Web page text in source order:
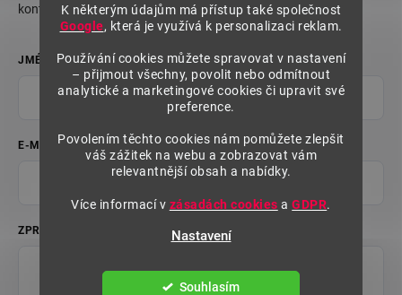
K některým údajům má přístup také společnost
Google, která je využívá k personalizaci reklam.
Používání cookies můžete spravovat v nastavení
– přijmout všechny, povolit nebo odmítnout
analytické a marketingové cookies či upravit své
preference.
Povolením těchto cookies nám pomůžete zlepšit
váš zážitek na webu a zobrazovat vám
relevantnější obsah a nabídky.
Více informací v zásadách cookies aGDPR.
Nastavení
Souhlasím
kontaktních údajů.
JMÉNO A PŘÍJMENÍ
E-MAIL
ZPRÁVA